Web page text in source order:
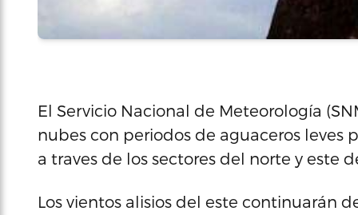
El Servicio Nacional de Meteorología
nubes con periodos de aguaceros leves
a traves de los sectores del norte y este
Los vientos alisios del este continuarán